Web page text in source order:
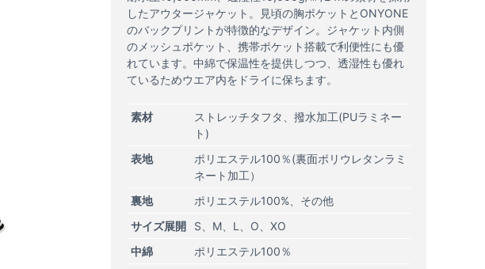
したアウタージャケット。見頃の胸ポケットとONYONE
のバックプリントが特徴的なデザイン。ジャケット内側
のメッシュポケット、携帯ポケット搭載で利便性にも優
れています。中綿で保温性を提供しつつ、透湿性も優れ
ているためウエア内をドライに保ちます。
素材
ストレッチタフタ、撥水加工(PUラミネー
ト)
表地
ポリエステル100％(裏面ポリウレタンラミ
ネート加工）
裏地
ポリエステル100%、その他
サイズ展開
S M L O
XO
中綿
ポリエステル100％